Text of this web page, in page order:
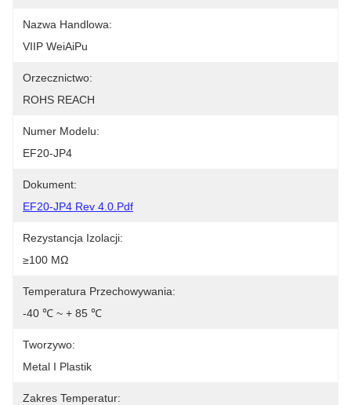
Nazwa Handlowa:
VIIP WeiAiPu
Orzecznictwo:
ROHS REACH
Numer Modelu:
EF20-JP4
Dokument:
EF20-JP4 Rev 4.0.pdf
Rezystancja Izolacji:
≥100 MΩ
Temperatura Przechowywania:
-40 ℃ ~ + 85 ℃
Tworzywo:
Metal I Plastik
Zakres Temperatur: